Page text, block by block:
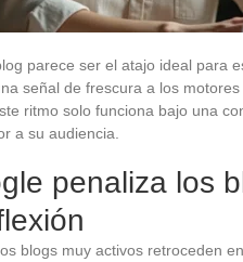
parece ser el atajo ideal para
señal de frescura a los
ritmo solo funciona bajo una
a su audiencia.
penaliza los
blogs muy activos retroceden